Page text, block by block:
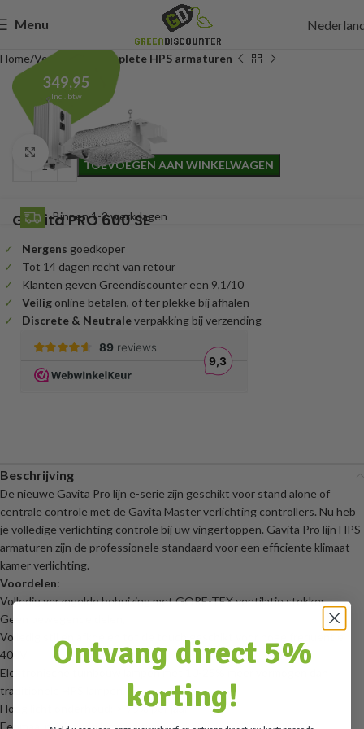
Menu
Home Verlichting Complete HPS armaturen
Click to enlarge
Gavita PRO 600 SE
349,95
Incl. btw
TOEVOEGEN AAN WINKELWAGEN
Binnen 1-2 werkdagen
Nergens goedkoper
Tot 14 dagen recht van retour
Klanten geven Greendiscounter een 9,1/10
Veilig online betalen, of ter plekke bij afhalen
Discrete & Neutraleverpakking bij verzending
Beschrijving
De nieuwe Gavita Pro lijn e-serie zijn geschikt voor stand alone of
centrale controle met de Gavita Master verlichting controllers. Nu heb
je volledige verlichting controle bij uw vingertoppen. Gavita Pro lijn HPS
armaturen zijn de professionele standaard voor een efficiente klimaat
kamer verlichting.
Voordelen:
Volledig verzegelde behuizing met GORE-TEX ventilatie stekker.
Geen bewegende delen,
Volledig stil en afkoelen tot de touch geschikt voor hoge frequentie
400V
Elektronische tuinbouw lampen met 10-25% meer vermogen dan
traditionele HPS lampen.
Hoog licht onderhoud: > 95% per jaar
Ontvang direct 5%
korting!